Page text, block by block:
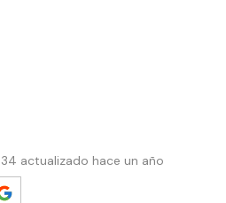
actualizado hace un año